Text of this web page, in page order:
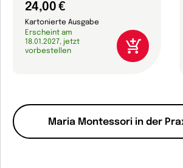
Maria Montessori in der
24,00 €
Kartonierte Ausgabe
Erscheint am
18.01.2027, jetzt
vorbestellen